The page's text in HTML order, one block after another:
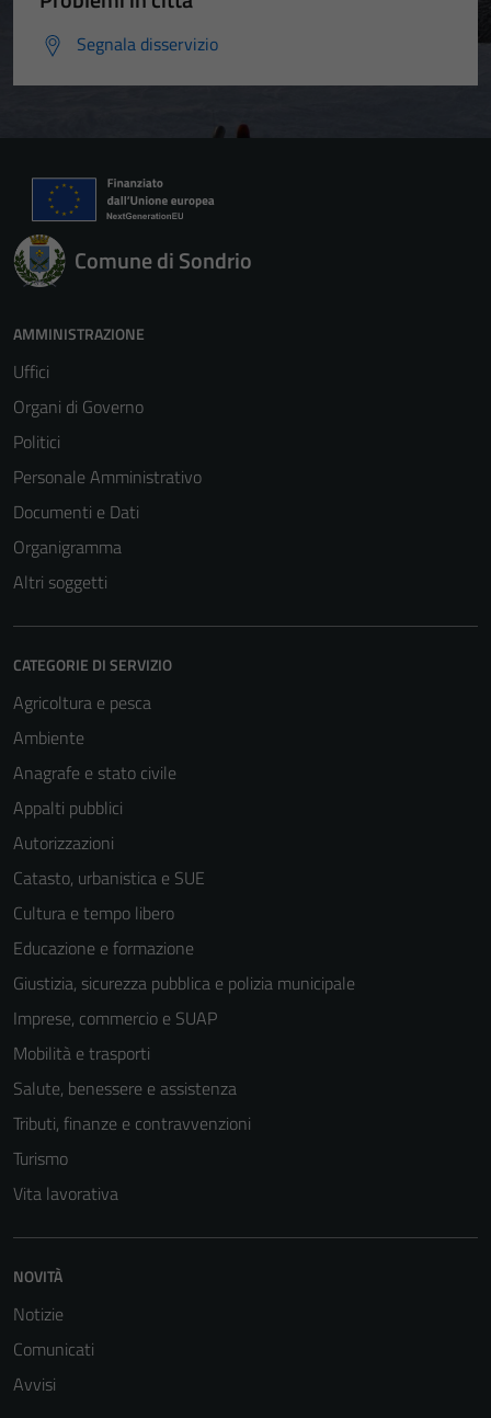
Segnala disservizio
Comune di Sondrio
AMMINISTRAZIONE
Uffici
Organi di Governo
Politici
Personale Amministrativo
Documenti e Dati
Organigramma
Altri soggetti
CATEGORIE DI SERVIZIO
Agricoltura e pesca
Ambiente
Anagrafe e stato civile
Appalti pubblici
Autorizzazioni
Catasto, urbanistica e SUE
Cultura e tempo libero
Educazione e formazione
Giustizia, sicurezza pubblica e polizia municipale
Imprese, commercio e SUAP
Mobilità e trasporti
Salute, benessere e assistenza
Tributi, finanze e contravvenzioni
Turismo
Vita lavorativa
NOVITÀ
Notizie
Comunicati
Avvisi